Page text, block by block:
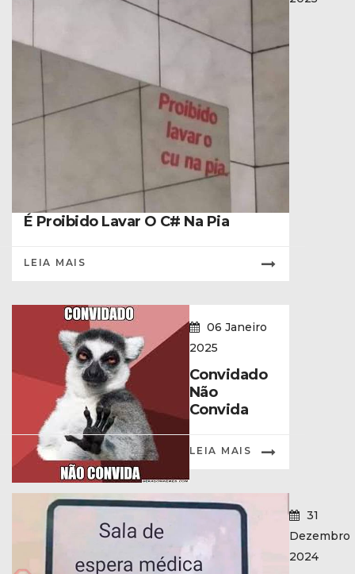
É Proibido Lavar O C# Na Pia
LEIA MAIS
06 Janeiro
2025
Convidado
Não
Convida
LEIA MAIS
31
Dezembro
2024